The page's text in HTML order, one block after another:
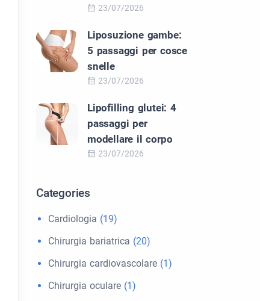
23/07/2026
Liposuzione gambe:
5 passaggi per cosce
snelle
23/07/2026
Lipofilling glutei: 4
passaggi per
modellare il corpo
23/07/2026
Categories
Cardiologia (19)
Chirurgia bariatrica (20)
Chirurgia cardiovascolare (1)
Chirurgia oculare (1)